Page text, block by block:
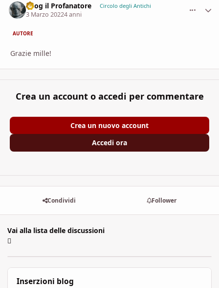
Azog il Profanatore Circolo degli Antichi
3 Marzo 20224 anni
AUTORE
Grazie mille!
Crea un account o accedi per commentare
Crea un nuovo account
Accedi ora
Condividi Follower
Vai alla lista delle discussioni
Inserzioni blog